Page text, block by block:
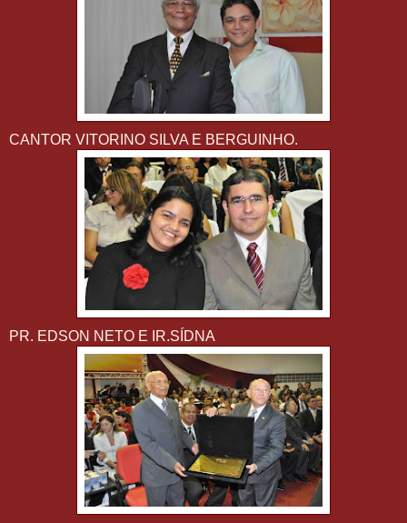
CANTOR VITORINO SILVA E BERGUINHO.
PR. EDSON NETO E IR.SÍDNA